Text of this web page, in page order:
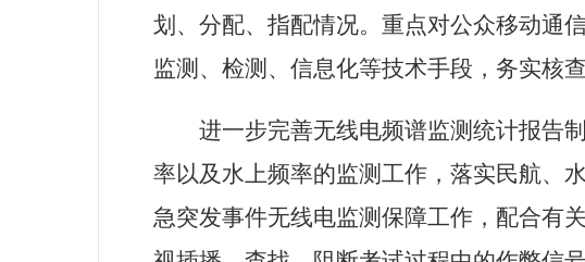
划、分配、指配情况。重点对公众移动通
监测、检测、信息化等技术手段，务实核查
进一步完善无线电频谱监测统计报告
率以及水上频率的监测工作，落实民航、
急突发事件无线电监测保障工作，配合有